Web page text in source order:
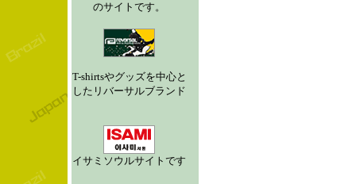
のサイトです。
T-shirtsやグッズを中心と
したリバーサルブランド
イサミソウルサイトです